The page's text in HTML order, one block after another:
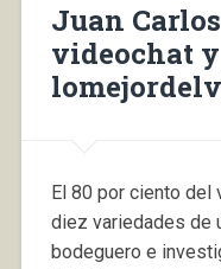
Juan
videochat
El 80 por ciento del
diez variedades de
bodeguero e